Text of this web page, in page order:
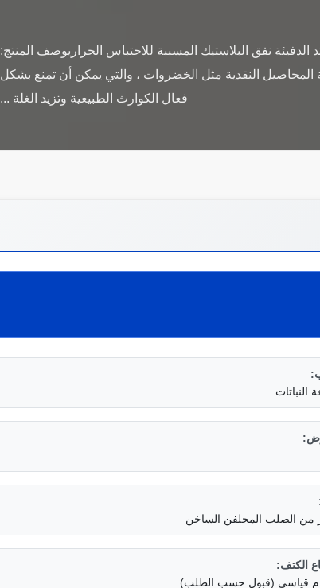
القياسية فيلم 8 م 60 م بي فيلم واحد تمتد الدفيئة نفق البلاستيك المسببة للاحتباس الحراريوصف المنتج:
المحاصيل النقدية مثل الخضروات ، والتي يمكن أن تمنع بشكل
فعال الكوارث الطبيعية وتزيد الغلة ...
النباتات
من الصلب المجلفن الساخن
الكتف: